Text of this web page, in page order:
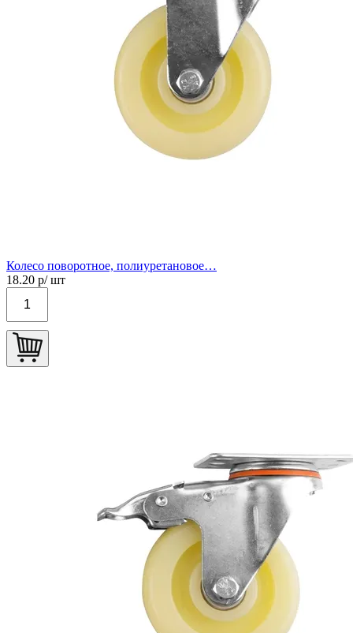
Колесо поворотное, полиуретановое…
18.20 р/ шт